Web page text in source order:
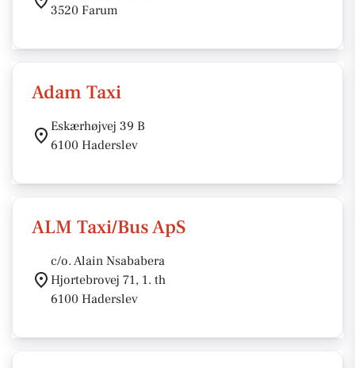
3520 Farum
Adam Taxi
Eskærhøjvej 39 B
6100 Haderslev
ALM Taxi/Bus ApS
c/o. Alain Nsababera
Hjortebrovej 71, 1. th
6100 Haderslev